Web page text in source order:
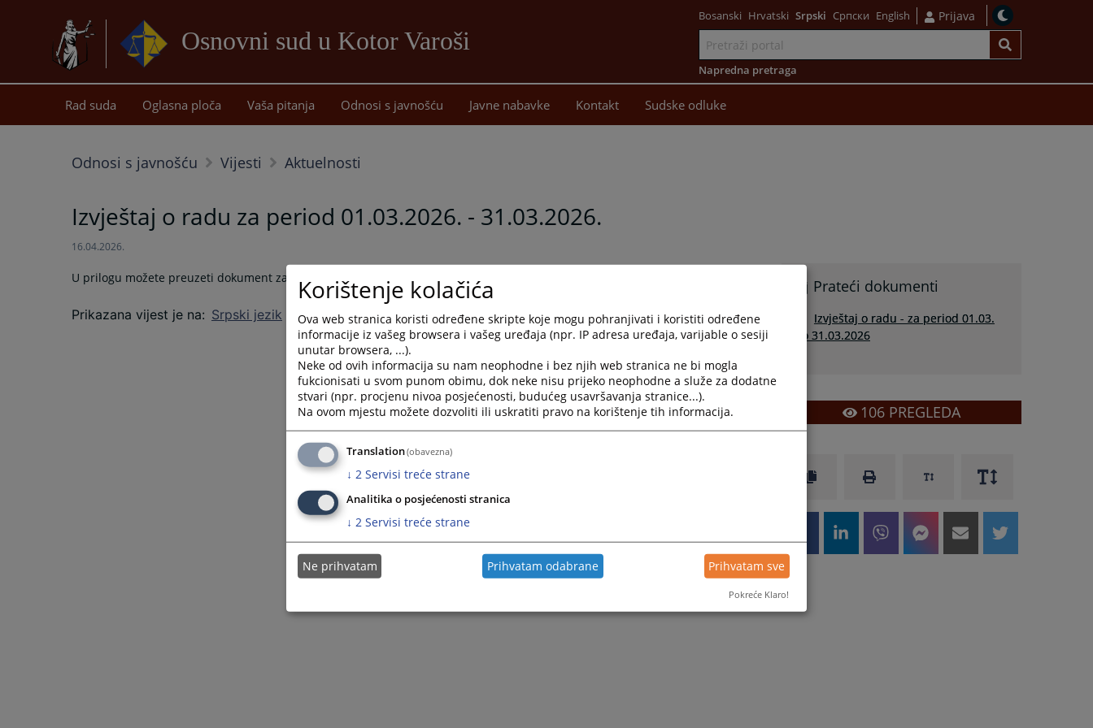
Osnovni sud u Kotor Varoši
sadržaj
Bosanski Hrvatski Srpski Српски English Prijava
Napredna pretraga
Rad suda Oglasna ploča Vaša pitanja Odnosi s javnošću Javne nabavke Kontakt Sudske odluke
Odnosi s javnošću Vijesti Aktuelnosti
Izvještaj o radu za period 01.03.2026. - 31.03.2026.
16.04.2026.
U prilogu možete preuzeti dokument za Izvještaj o radu za period 01.03.2026. - 31.03.2026. godine.
Prikazana vijest je na: Srpski jezik
Prateći dokumenti
Izvještaj o radu - za period 01.03.
do 31.03.2026
106PREGLEDA
Korištenje kolačića
Ova web stranica koristi određene skripte koje mogu pohranjivati i koristiti određene
informacije iz vašeg browsera i vašeg uređaja (npr. IP adresa uređaja, varijable o sesiji
unutar browsera, ...).
Neke od ovih informacija su nam neophodne i bez njih web stranica ne bi mogla
fukcionisati u svom punom obimu, dok neke nisu prijeko neophodne a služe za dodatne
stvari (npr. procjenu nivoa posjećenosti, budućeg usavršavanja stranice...).
Na ovom mjestu možete dozvoliti ili uskratiti pravo na korištenje tih informacija.
Translation(obavezna)
↓ 2 Servisi treće strane
Analitika o posjećenosti stranica
↓ 2 Servisi treće strane
Ne prihvatam Prihvatam odabrane Prihvatam sve
Pokreće Klaro!